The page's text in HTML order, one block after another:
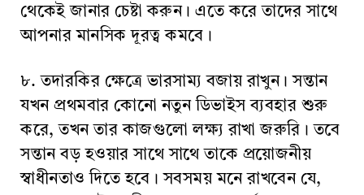
থেকেই জানার চেষ্টা করুন। এতে করে তাদের সাথে
আপনার মানসিক দূরত্ব কমবে।
৮. তদারকির ক্ষেত্রে ভারসাম্য বজায় রাখুন। সন্তান
যখন প্রথমবার কোনো নতুন ডিভাইস ব্যবহার শুরু
করে, তখন তার কাজগুলো লক্ষ্য রাখা জরুরি। তবে
সন্তান বড় হওয়ার সাথে সাথে তাকে প্রয়োজনীয়
স্বাধীনতাও দিতে হবে। সবসময় মনে রাখবেন যে,